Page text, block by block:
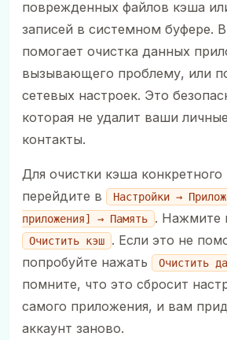
поврежденных файлов кэша
записей в системном буфере. В
помогает очистка данных
вызывающего проблему, или
сетевых настроек. Это
которая не удалит ваши
контакты.
Для очистки кэша
перейдите в
Настройки →
приложения] → Память
. Нажмите
Очистить кэш
. Если это не
попробуйте нажать
Очистить
помните, что это сбросит
самого приложения, и вам
аккаунт заново.